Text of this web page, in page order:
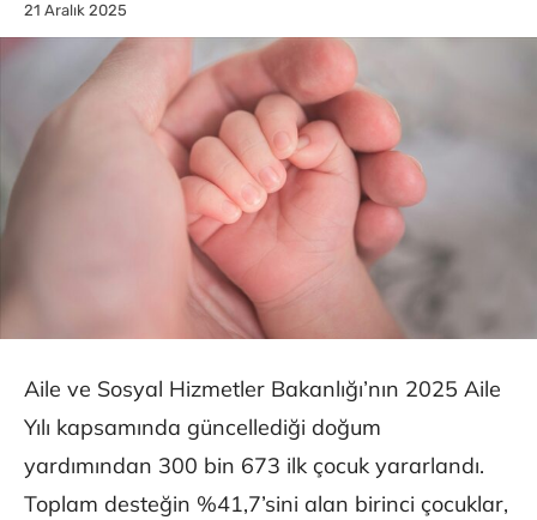
21 Aralık 2025
Aile ve Sosyal Hizmetler Bakanlığı’nın 2025 Aile
Yılı kapsamında güncellediği doğum
yardımından 300 bin 673 ilk çocuk yararlandı.
Toplam desteğin %41,7’sini alan birinci çocuklar,